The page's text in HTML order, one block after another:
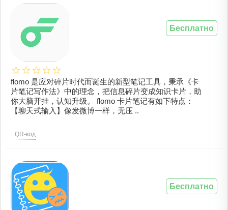
flomo 是应对碎片时代而诞生的新型笔记工具，秉承《卡
片笔记写作法》中的理念，把信息碎片变成知识卡片，助
你大脑开挂，认知升级。 flomo 卡片笔记有如下特点：
【聊天式输入】像发微博一样，无压 ..
QR-код
Бесплатно
Бесплатно